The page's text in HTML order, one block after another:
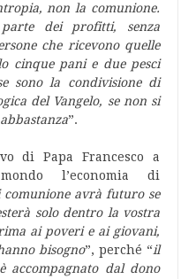
non la comunione.
dei profitti, senza
che ricevono quelle
cinque pani e due pesci
sono la condivisione di
del Vangelo, se non si
”.
di Papa Francesco a
l’economia di
comunione avrà futuro se
solo dentro la vostra
ai poveri e ai giovani,
bisogno”, perché “il
accompagnato dal dono